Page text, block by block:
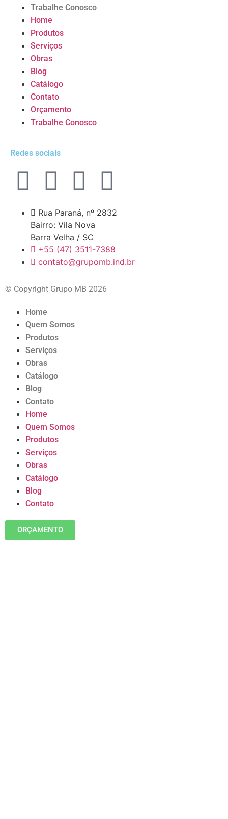
Trabalhe Conosco
Home
Produtos
Serviços
Obras
Blog
Catálogo
Contato
Orçamento
Trabalhe Conosco
Redes sociais
Rua Paraná, nº 2832
Bairro: Vila Nova
Barra Velha / SC
+55 (47) 3511-7388
contato@grupomb.ind.br
© Copyright Grupo MB 2026
Home
Quem Somos
Produtos
Serviços
Obras
Catálogo
Blog
Contato
Home
Quem Somos
Produtos
Serviços
Obras
Catálogo
Blog
Contato
ORÇAMENTO